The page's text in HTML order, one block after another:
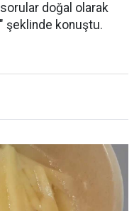
doğal olarak
şeklinde konuştu.